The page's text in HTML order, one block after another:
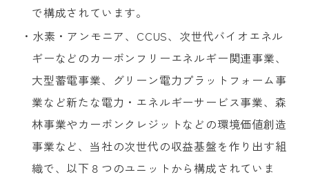
で構成されています。
・水素・アンモニア、CCUS、次世代バイオエネル
ギーなどのカーボンフリーエネルギー関連事業、
大型蓄電事業、グリーン電力プラットフォーム事
業など新たな電力・エネルギーサービス事業、森
林事業やカーボンクレジットなどの環境価値創造
事業など、当社の次世代の収益基盤を作り出す組
織で、以下８つのユニットから構成されていま